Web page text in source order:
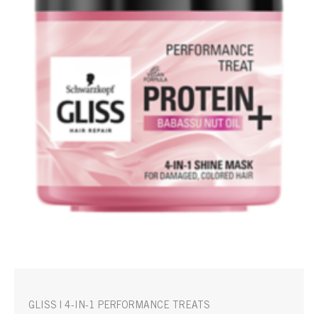
GLISS | 4-IN-1 PERFORMANCE TREATS